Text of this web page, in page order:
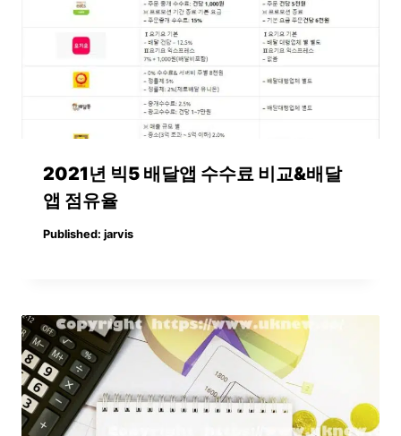
2021년 빅5 배달앱 수수료 비교&배달
앱 점유율
Published: jarvis